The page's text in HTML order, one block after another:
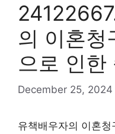
의 이혼청
으로 인한
December 25, 2024
유책배우자의 이혼